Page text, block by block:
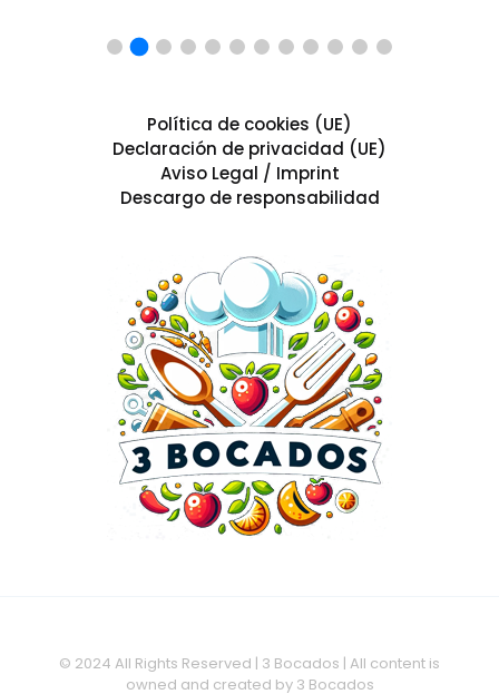
Política de cookies (UE)
Declaración de privacidad (UE)
Aviso Legal / Imprint
Descargo de responsabilidad
© 2024 All Rights Reserved | 3 Bocados | All content is
owned and created by 3 Bocados